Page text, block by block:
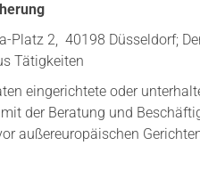
Platz 2, 40198 Düsseldorf;
Tätigkeiten
eingerichtete oder
der Beratung und
außereuropäischen